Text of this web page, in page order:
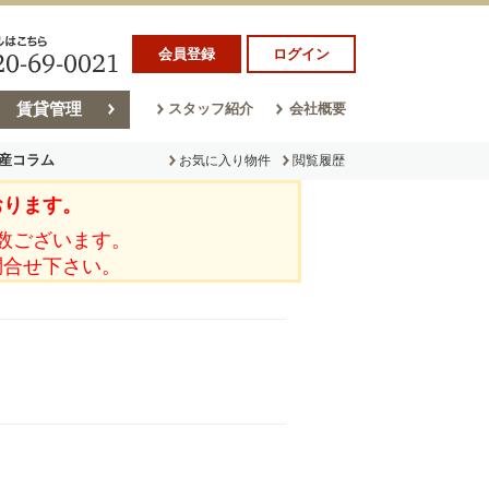
会員登録 ログイン
賃貸管理 スタッフ紹介 会社概要
コラム
ム
お気に入り物件 閲覧履歴
ます。
ざいます。
せ下さい。